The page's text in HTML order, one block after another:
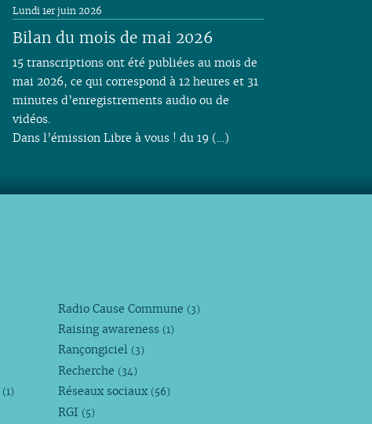
Bilan du mois de mai 2026
Lundi 1er juin 2026
15 transcriptions ont été publiées au mois de
mai 2026, ce qui correspond à 12 heures et 31
minutes d’enregistrements audio ou de
vidéos.
Dans l’émission Libre à vous ! du 19 (…)
(1)
Radio Cause Commune (3)
Raising awareness (1)
Rançongiciel (3)
Recherche (34)
Réseaux sociaux (56)
RGI (5)